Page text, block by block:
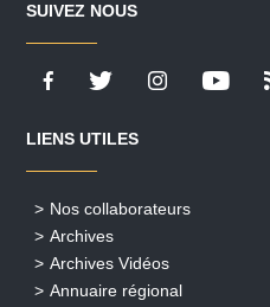
SUIVEZ NOUS
LIENS UTILES
Nos collaborateurs
Archives
Archives Vidéos
Annuaire régional